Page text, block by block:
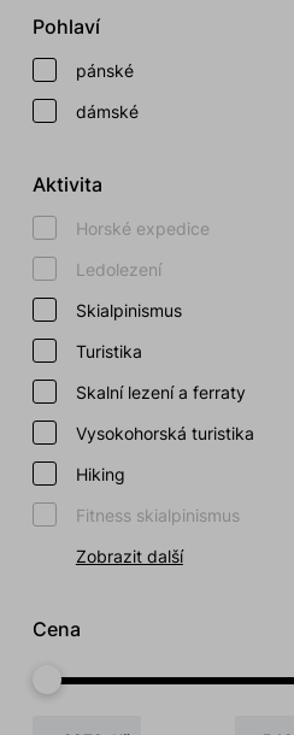
Pohlaví
pánské
dámské
Aktivita
Horské expedice
Ledolezení
Skialpinismus
Turistika
Skalní lezení a ferraty
Vysokohorská turistika
Hiking
Fitness skialpinismus
Zobrazit další
Cena